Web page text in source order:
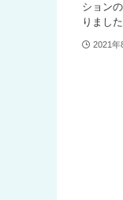
ション
りまし
2021年